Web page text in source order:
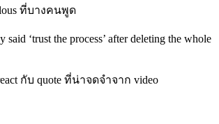
ที่บางคนพูด
said ‘trust the process’ after deleting the whole
กับ quote ที่น่าจดจำจาก video